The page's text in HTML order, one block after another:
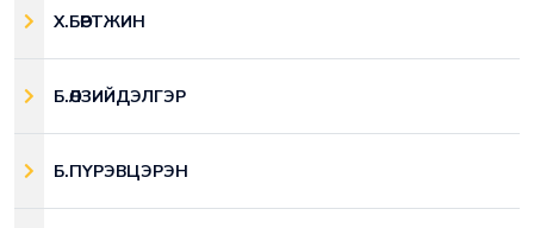
Х.БӨРТЖИН
Б.ӨЛЗИЙДЭЛГЭР
Б.ПҮРЭВЦЭРЭН